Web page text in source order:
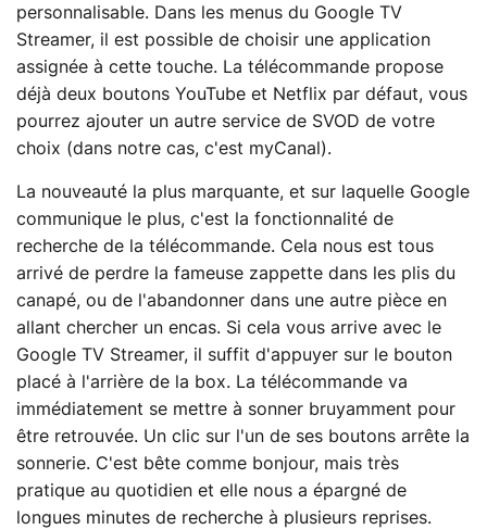
personnalisable. Dans les menus du Google TV
Streamer, il est possible de choisir une application
assignée à cette touche. La télécommande propose
déjà deux boutons YouTube et Netflix par défaut, vous
pourrez ajouter un autre service de SVOD de votre
choix (dans notre cas, c'est myCanal).
La nouveauté la plus marquante, et sur laquelle Google
communique le plus, c'est la fonctionnalité de
recherche de la télécommande. Cela nous est tous
arrivé de perdre la fameuse zappette dans les plis du
canapé, ou de l'abandonner dans une autre pièce en
allant chercher un encas. Si cela vous arrive avec le
Google TV Streamer, il suffit d'appuyer sur le bouton
placé à l'arrière de la box. La télécommande va
immédiatement se mettre à sonner bruyamment pour
être retrouvée. Un clic sur l'un de ses boutons arrête la
sonnerie. C'est bête comme bonjour, mais très
pratique au quotidien et elle nous a épargné de
longues minutes de recherche à plusieurs reprises.